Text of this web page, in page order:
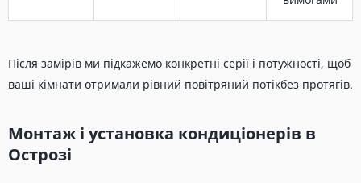
Після замірів ми підкажемо конкретні серії і потужності, щоб
ваші кімнати отримали рівний повітряний потікбез протягів.
Монтаж і установка кондиціонерів в
Острозі